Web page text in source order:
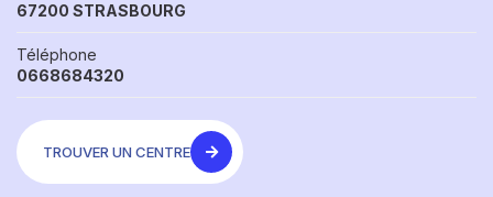
67200 STRASBOURG
Téléphone
0668684320
TROUVER UN CENTRE